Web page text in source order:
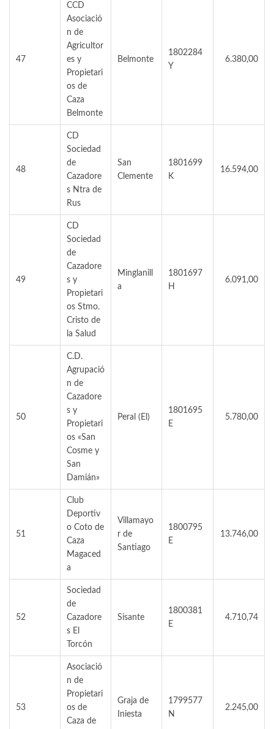
47
CCD
Asociació
n de
Agricultor
es y
Propietari
os de
Caza
Belmonte
Belmonte
1802284
Y
6.380,00
48
CD
Sociedad
de
Cazadore
s Ntra de
Rus
San
Clemente
1801699
K
16.594,00
49
CD
Sociedad
de
Cazadore
s y
Propietari
os Stmo.
Cristo de
la Salud
Minglanill
a
1801697
H
6.091,00
50
C.D.
Agrupació
n de
Cazadore
s y
Propietari
os «San
Cosme y
San
Damián»
Peral (El)
1801695
E
5.780,00
51
Club
Deportiv
o Coto de
Caza
Magaced
a
Villamayo
r de
Santiago
1800795
E
13.746,00
52
Sociedad
de
Cazadore
s El
Torcón
Sisante
1800381
E
4.710,74
53
Asociació
n de
Propietari
os de
Caza de
Graja de
Iniesta
1799577
N
2.245,00